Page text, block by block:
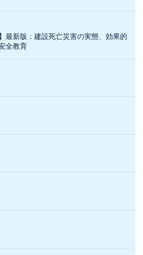
最新版：建設死亡災害の実態、効果的
全教育